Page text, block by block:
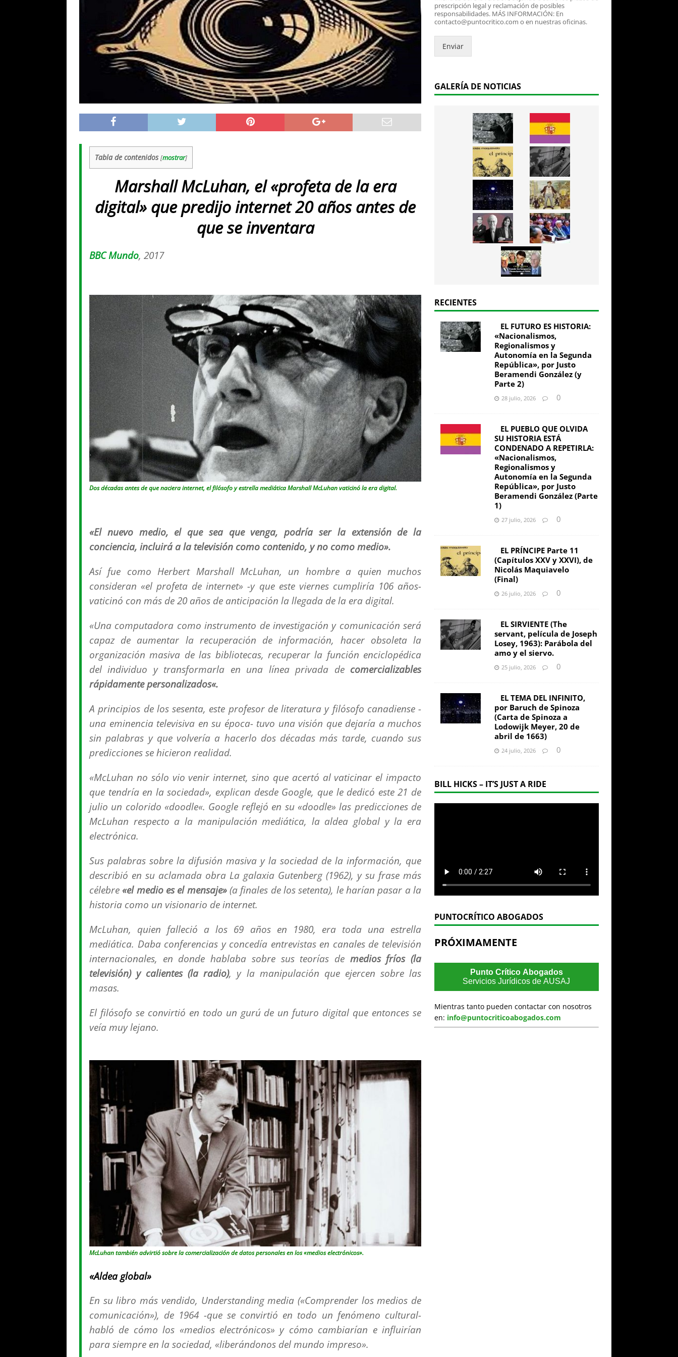
Tabla de contenidos [mostrar]
Marshall McLuhan, el «profeta de la era
digital» que predijo internet 20 años antes de
que se inventara
BBC Mundo, 2017
Dos décadas antes de que naciera internet, el filósofo y estrella mediática Marshall McLuhan vaticinó la era digital.
«El nuevo medio, el que sea que venga, podría ser la extensión de la
conciencia, incluirá a la televisión como contenido, y no como medio».
Así fue como Herbert Marshall McLuhan, un hombre a quien muchos
consideran «el profeta de internet» -y que este viernes cumpliría 106 años-
vaticinó con más de 20 años de anticipación la llegada de la era digital.
«Una computadora como instrumento de investigación y comunicación será
capaz de aumentar la recuperación de información, hacer obsoleta la
organización masiva de las bibliotecas, recuperar la función enciclopédica
del individuo y transformarla en una línea privada decomercializables
rápidamente personalizados«.
A principios de los sesenta, este profesor de literatura y filósofo canadiense -
una eminencia televisiva en su época- tuvo una visión que dejaría a muchos
sin palabras y que volvería a hacerlo dos décadas más tarde, cuando sus
predicciones se hicieron realidad.
«McLuhan no sólo vio venir internet, sino que acertó al vaticinar el impacto
que tendría en la sociedad», explican desde Google, que le dedicó este 21 de
julio un colorido «doodle«. Google reflejó en su «doodle» las predicciones de
McLuhan respecto a la manipulación mediática, la aldea global y la era
electrónica.
Sus palabras sobre la difusión masiva y la sociedad de la información, que
describió en su aclamada obra La galaxia Gutenberg (1962), y su frase más
célebre«el medio es el mensaje»(a finales de los setenta), le harían pasar a la
historia como un visionario de internet.
McLuhan, quien falleció a los 69 años en 1980, era toda una estrella
mediática. Daba conferencias y concedía entrevistas en canales de televisión
internacionales, en donde hablaba sobre sus teorías de medios fríos (la
televisión) y calientes (la radio), y la manipulación que ejercen sobre las
masas.
El filósofo se convirtió en todo un gurú de un futuro digital que entonces se
veía muy lejano.
McLuhan también advirtió sobre la comercialización de datos personales en los «medios electrónicos».
«Aldea global»
En su libro más vendido, Understanding media («Comprender los medios de
comunicación»), de 1964 -que se convirtió en todo un fenómeno cultural-
habló de cómo los «medios electrónicos» y cómo cambiarían e influirían
para siempre en la sociedad, «liberándonos del mundo impreso».
i
c
o
.
prescripción legal y reclamación de posibles
responsabilidades. MÁS INFORMACIÓN: En
contacto@puntocritico.com o en nuestras oficinas.
Enviar
GALERÍA DE NOTICIAS
RECIENTES
EL FUTURO ES HISTORIA:
«Nacionalismos,
Regionalismos y
Autonomía en la Segunda
República», por Justo
Beramendi González (y
Parte 2)
28 julio, 2026 0
EL PUEBLO QUE OLVIDA
SU HISTORIA ESTÁ
CONDENADO A REPETIRLA:
«Nacionalismos,
Regionalismos y
Autonomía en la Segunda
República», por Justo
Beramendi González (Parte
1)
27 julio, 2026 0
EL PRÍNCIPE Parte 11
(Capítulos XXV y XXVI), de
Nicolás Maquiavelo
(Final)
26 julio, 2026 0
EL SIRVIENTE (The
servant, película de Joseph
Losey, 1963): Parábola del
amo y el siervo.
25 julio, 2026 0
EL TEMA DEL INFINITO,
por Baruch de Spinoza
(Carta de Spinoza a
Lodowijk Meyer, 20 de
abril de 1663)
24 julio, 2026 0
BILL HICKS – IT’S JUST A RIDE
PUNTOCRÍTICO ABOGADOS
PRÓXIMAMENTE
Punto Crítico Abogados
Servicios Jurídicos de AUSAJ
Mientras tanto pueden contactar con nosotros
en: info@puntocriticoabogados.com